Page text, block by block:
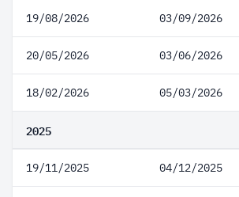
19/08/2026 03/09/2026
20/05/2026 03/06/2026
18/02/2026 05/03/2026
2025
19/11/2025 04/12/2025